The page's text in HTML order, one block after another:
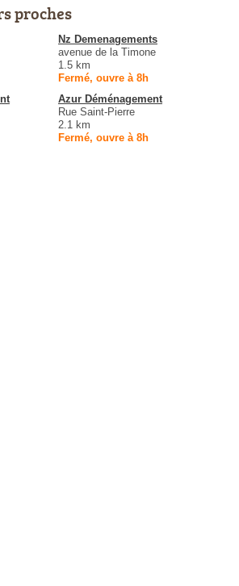
proches
Nz Demenagements
avenue de la Timone
1.5 km
Fermé, ouvre à 8h
Azur Déménagement
Rue Saint-Pierre
2.1 km
Fermé, ouvre à 8h